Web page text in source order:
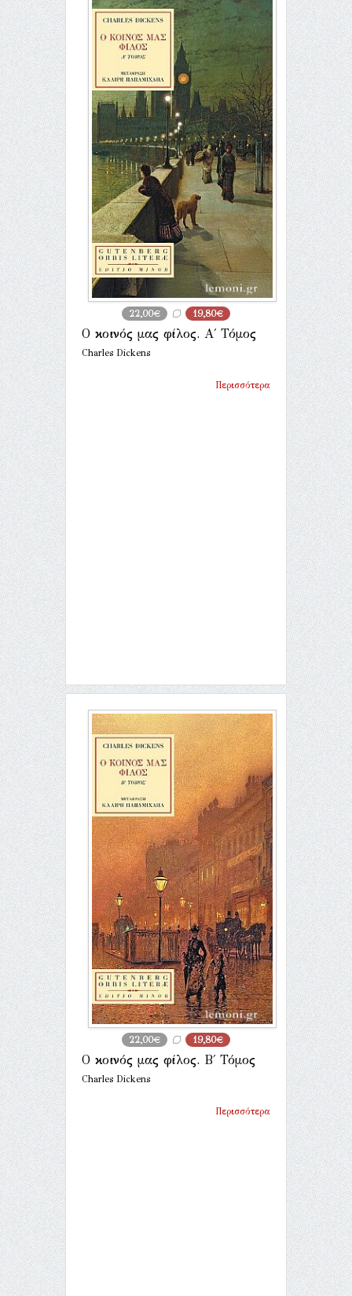
22,00€ 19,80€
Ο κοινός μας φίλος. Α΄ Τόμος
Charles Dickens
Περισσότερα
22,00€ 19,80€
Ο κοινός μας φίλος. Β΄ Τόμος
Charles Dickens
Περισσότερα